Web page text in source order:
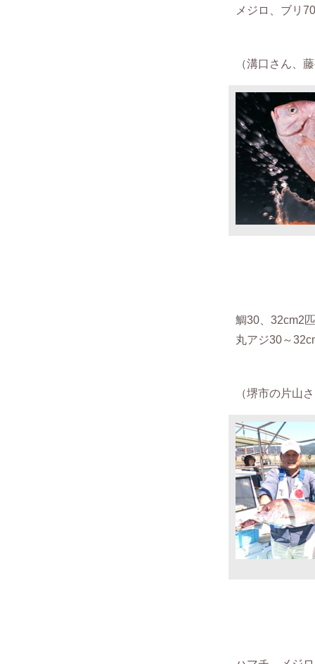
メジロ、ブリ
（溝口さん、
鯛30、32cm2
丸アジ30～
（堺市の片山